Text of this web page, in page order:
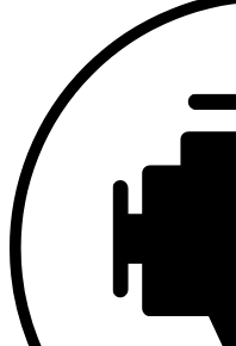
Les moquettes sont
Tout sur ce véhicule est en
prendre la route et faire de
Le contrôle technique est
fonctionnement du véhicule.
véhicule de collection.